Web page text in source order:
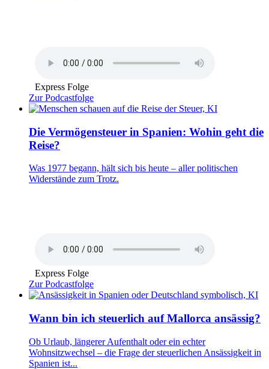
Express Folge
Zur Podcastfolge
Die Vermögensteuer in Spanien: Wohin geht die
Reise?
Was 1977 begann, hält sich bis heute – aller politischen
Widerstände zum Trotz.
Express Folge
Zur Podcastfolge
Wann bin ich steuerlich auf Mallorca ansässig?
Ob Urlaub, längerer Aufenthalt oder ein echter
Wohnsitzwechsel – die Frage der steuerlichen Ansässigkeit in
Spanien ist...